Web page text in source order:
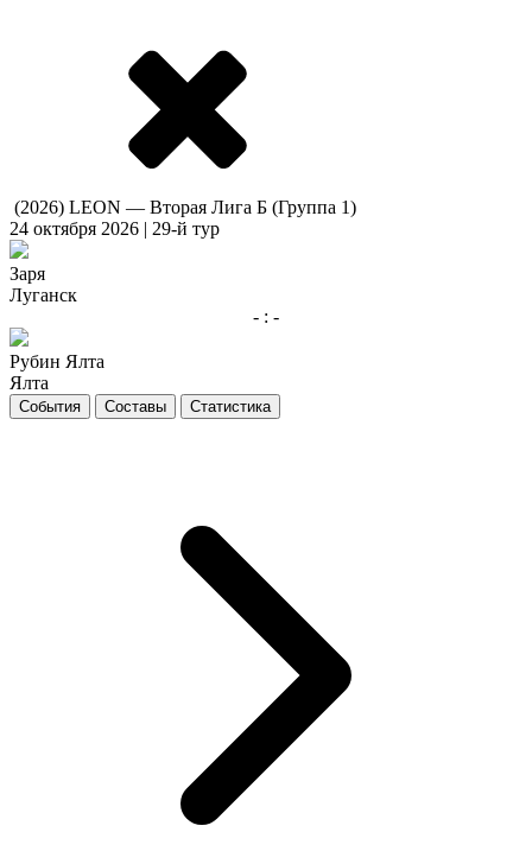
(2026) LEON — Вторая Лига Б (Группа 1)
24 октября 2026 | 29-й тур
Заря
Луганск
- : -
Рубин Ялта
Ялта
События Составы Статистика